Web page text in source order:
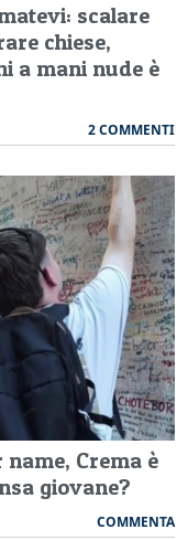
scalare
chiese,
a mani nude è
2 COMMENTI
Crema è
giovane?
COMMENTA